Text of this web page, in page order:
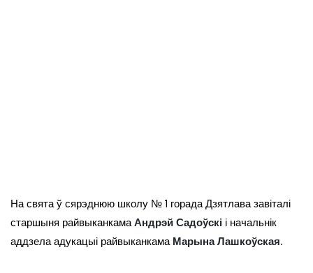
На свята ў сярэднюю школу № 1 горада Дзятлава завіталі
старшыня райвыканкамаАндрэй Садоўскі і начальнік
аддзела адукацыі райвыканкама Марына Лашкоўская.